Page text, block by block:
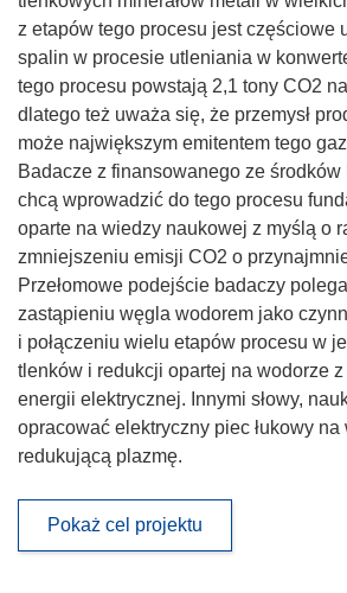
z etapów tego procesu jest częściowe
spalin w procesie utleniania w
tego procesu powstają 2,1 tony CO2
dlatego też uważa się, że przemysł
może największym emitentem tego
Badacze z finansowanego ze
chcą wprowadzić do tego procesu
oparte na wiedzy naukowej z myślą o
zmniejszeniu emisji CO2 o
Przełomowe podejście badaczy
zastąpieniu węgla wodorem jako
i połączeniu wielu etapów procesu w
tlenków i redukcji opartej na wodorze
energii elektrycznej. Innymi słowy,
opracować elektryczny piec łukowy
redukującą plazmę.
Pokaż cel projektu